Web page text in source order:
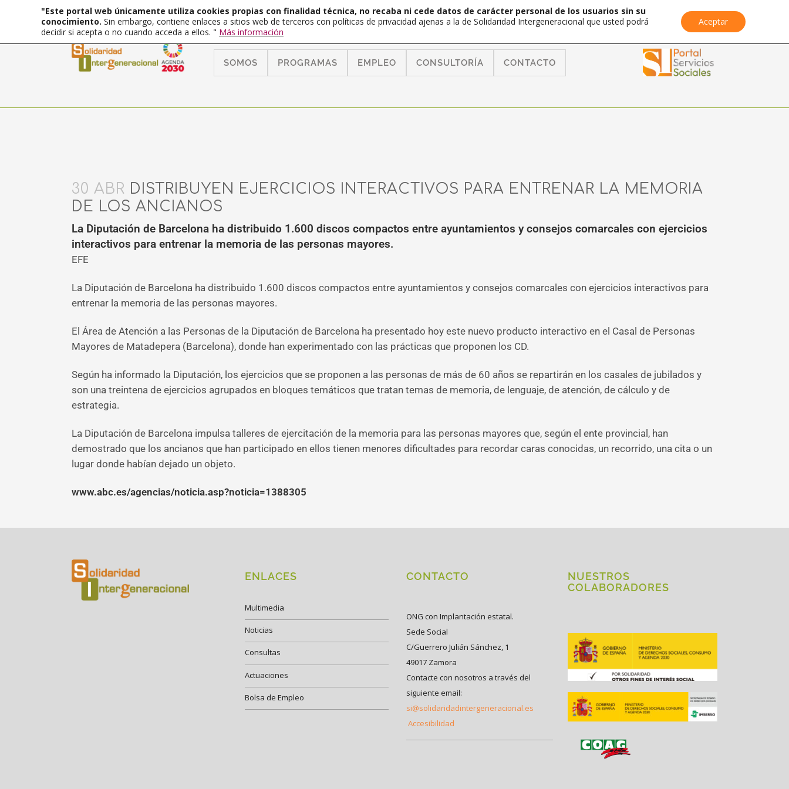
SOMOS PROGRAMAS EMPLEO CONSULTORÍA CONTACTO
30 ABR DISTRIBUYEN EJERCICIOS INTERACTIVOS PARA ENTRENAR LA MEMORIA
DE LOS ANCIANOS
La Diputación de Barcelona ha distribuido 1.600 discos compactos entre ayuntamientos y consejos comarcales con ejercicios
interactivos para entrenar la memoria de las personas mayores.
EFE
La Diputación de Barcelona ha distribuido 1.600 discos compactos entre ayuntamientos y consejos comarcales con ejercicios interactivos para
entrenar la memoria de las personas mayores.
El Área de Atención a las Personas de la Diputación de Barcelona ha presentado hoy este nuevo producto interactivo en el Casal de Personas
Mayores de Matadepera (Barcelona), donde han experimentado con las prácticas que proponen los CD.
Según ha informado la Diputación, los ejercicios que se proponen a las personas de más de 60 años se repartirán en los casales de jubilados y
son una treintena de ejercicios agrupados en bloques temáticos que tratan temas de memoria, de lenguaje, de atención, de cálculo y de
estrategia.
La Diputación de Barcelona impulsa talleres de ejercitación de la memoria para las personas mayores que, según el ente provincial, han
demostrado que los ancianos que han participado en ellos tienen menores dificultades para recordar caras conocidas, un recorrido, una cita o un
lugar donde habían dejado un objeto.
www.abc.es/agencias/noticia.asp?noticia=1388305
ENLACES
Multimedia
Noticias
Consultas
Actuaciones
Bolsa de Empleo
CONTACTO
ONG con Implantación estatal.
Sede Social
C/Guerrero Julián Sánchez, 1
49017 Zamora
Contacte con nosotros a través del
siguiente email:
si@solidaridadintergeneracional.es
Accesibilidad
NUESTROS
COLABORADORES
"Este portal web únicamente utiliza cookies propias con finalidad técnica, no recaba ni cede datos de carácter personal de los usuarios sin su
conocimiento. Sin embargo, contiene enlaces a sitios web de terceros con políticas de privacidad ajenas a la de Solidaridad Intergeneracional que usted podrá
decidir si acepta o no cuando acceda a ellos. " Más información
Aceptar